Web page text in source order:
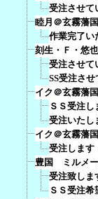
受注させて
睦月＠玄霧藩
作業完了い
刻生・Ｆ・悠
受注させて
SS受注さ
イク＠玄霧藩
ＳＳ受注し
受注いたし
イク＠玄霧藩
受注します
豊国 ミルメー
受注致しま
ＳＳ受注希